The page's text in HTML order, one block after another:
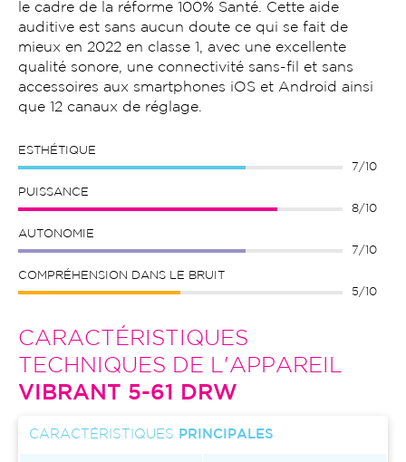
le cadre de la réforme 100% Santé. Cette aide
auditive est sans aucun doute ce qui se fait de
mieux en 2022 en classe 1, avec une excellente
qualité sonore, une connectivité sans-fil et sans
accessoires aux smartphones iOS et Android ainsi
que 12 canaux de réglage.
ESTHÉTIQUE
7/10
PUISSANCE
8/10
AUTONOMIE
7/10
COMPRÉHENSION DANS LE BRUIT
5/10
CARACTÉRISTIQUES
TECHNIQUES DE L'APPAREIL
VIBRANT 5-61 DRW
CARACTÉRISTIQUES PRINCIPALES